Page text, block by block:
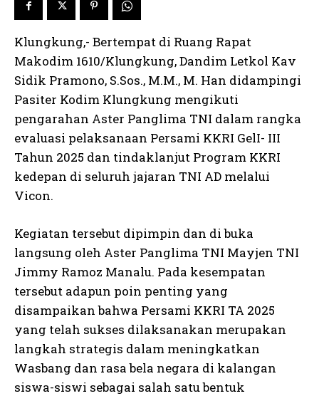
Klungkung,- Bertempat di Ruang Rapat
Makodim 1610/Klungkung, Dandim Letkol Kav
Sidik Pramono, S.Sos., M.M., M. Han didampingi
Pasiter Kodim Klungkung mengikuti
pengarahan Aster Panglima TNI dalam rangka
evaluasi pelaksanaan Persami KKRI GelI- III
Tahun 2025 dan tindaklanjut Program KKRI
kedepan di seluruh jajaran TNI AD melalui
Vicon.
Kegiatan tersebut dipimpin dan di buka
langsung oleh Aster Panglima TNI Mayjen TNI
Jimmy Ramoz Manalu. Pada kesempatan
tersebut adapun poin penting yang
disampaikan bahwa Persami KKRI TA 2025
yang telah sukses dilaksanakan merupakan
langkah strategis dalam meningkatkan
Wasbang dan rasa bela negara di kalangan
siswa-siswi sebagai salah satu bentuk